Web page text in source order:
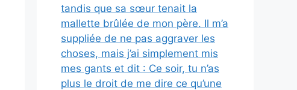
tandis que sa sœur tenait la
mallette brûlée de mon père. Il m’a
suppliée de ne pas aggraver les
choses, mais j’ai simplement mis
mes gants et dit : Ce soir, tu n’as
plus le droit de me dire ce qu’une